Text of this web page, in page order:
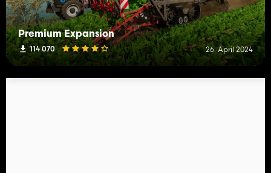
Premium Expansion
114 070 26. April 2024